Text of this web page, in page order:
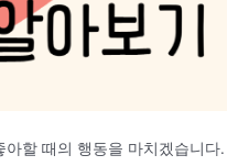
할 때의 행동을 마치겠습니다.